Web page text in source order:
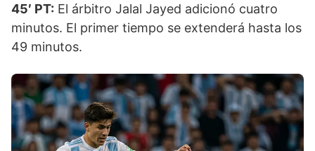
45′ PT: El árbitro Jalal Jayed adicionó cuatro
minutos. El primer tiempo se extenderá hasta los
49 minutos.